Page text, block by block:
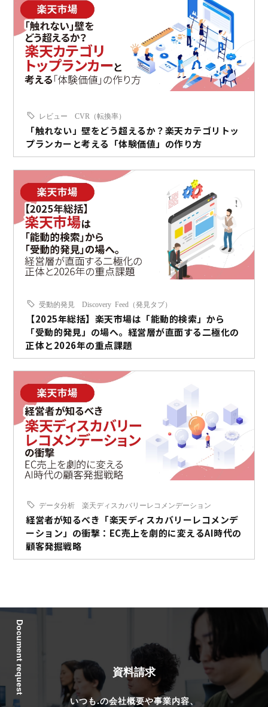
レビュー CVR（転換率）
「触れない」壁をどう超えるか？楽天カテゴリトッ
プランカーと考える「体験価値」の作り方
受動的発見 Discovery Feed（発見タブ）
【2025年総括】楽天市場は「能動的検索」から
「受動的発見」の場へ。経営層が直面する二極化の
正体と2026年の重点課題
データ分析 楽天ディスカバリーレコメンデーション
経営者が知るべき「楽天ディスカバリーレコメンデ
ーション」の衝撃：EC売上を劇的に変えるAI時代の
顧客発掘戦略
Document request 資料請求
いつも.の会社概要や事業内容、